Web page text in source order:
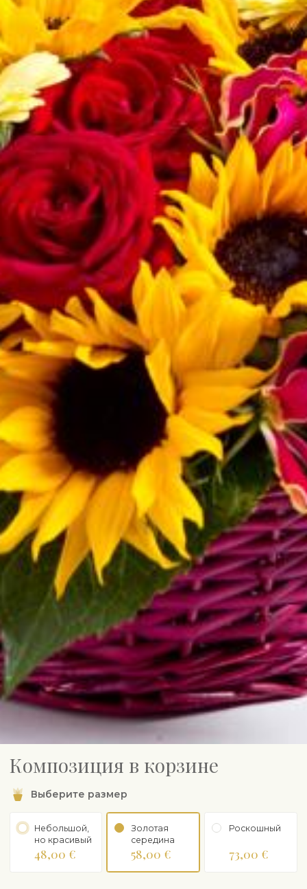
Композиция в корзине
Выберите размер
Небольшой,
но красивый
48,00 €
Золотая
середина
58,00 €
Роскошный
73,00 €